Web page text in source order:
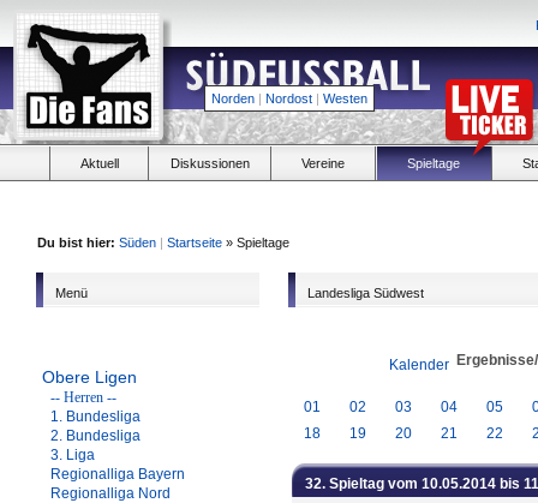
Norden | Nordost | Westen
Aktuell Diskussionen Vereine Spieltage
Du bist hier: Süden | Startseite » Spieltage
Menü
Obere Ligen
-- Herren --
1. Bundesliga
2. Bundesliga
3. Liga
Regionalliga Bayern
Regionalliga Nord
Landesliga Südwest
Kalender
01 02 03 04 05
18
19 20 21 22
32. Spieltag vom 10.05.2014 bis